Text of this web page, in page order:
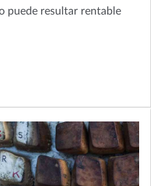
puede resultar rentable